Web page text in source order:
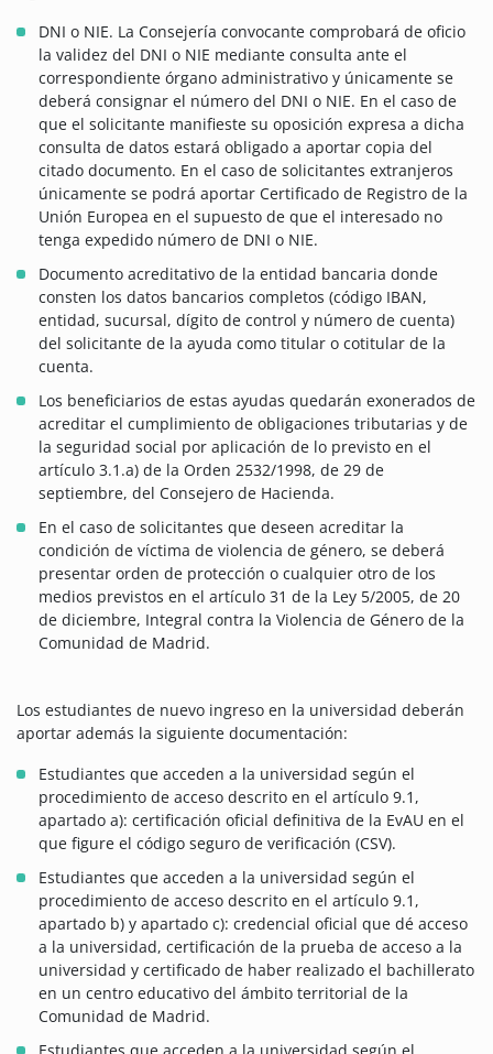
DNI o NIE. La Consejería convocante comprobará de oficio
la validez del DNI o NIE mediante consulta ante el
correspondiente órgano administrativo y únicamente se
deberá consignar el número del DNI o NIE. En el caso de
que el solicitante manifieste su oposición expresa a dicha
consulta de datos estará obligado a aportar copia del
citado documento. En el caso de solicitantes extranjeros
únicamente se podrá aportar Certificado de Registro de la
Unión Europea en el supuesto de que el interesado no
tenga expedido número de DNI o NIE.
Documento acreditativo de la entidad bancaria donde
consten los datos bancarios completos (código IBAN,
entidad, sucursal, dígito de control y número de cuenta)
del solicitante de la ayuda como titular o cotitular de la
cuenta.
Los beneficiarios de estas ayudas quedarán exonerados de
acreditar el cumplimiento de obligaciones tributarias y de
la seguridad social por aplicación de lo previsto en el
artículo 3.1.a) de la Orden 2532/1998, de 29 de
septiembre, del Consejero de Hacienda.
En el caso de solicitantes que deseen acreditar la
condición de víctima de violencia de género, se deberá
presentar orden de protección o cualquier otro de los
medios previstos en el artículo 31 de la Ley 5/2005, de 20
de diciembre, Integral contra la Violencia de Género de la
Comunidad de Madrid.
Los estudiantes de nuevo ingreso en la universidad deberán
aportar además la siguiente documentación:
Estudiantes que acceden a la universidad según el
procedimiento de acceso descrito en el artículo 9.1,
apartado a): certificación oficial definitiva de la EvAU en el
que figure el código seguro de verificación (CSV).
Estudiantes que acceden a la universidad según el
procedimiento de acceso descrito en el artículo 9.1,
apartado b) y apartado c): credencial oficial que dé acceso
a la universidad, certificación de la prueba de acceso a la
universidad y certificado de haber realizado el bachillerato
en un centro educativo del ámbito territorial de la
Comunidad de Madrid.